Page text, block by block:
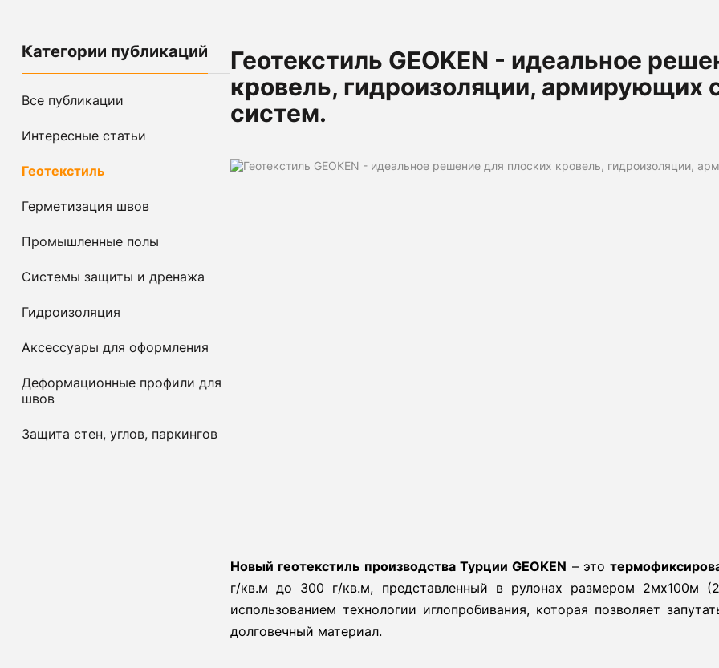
Геотекстиль GEOKEN - идеальное
кровель, гидроизоляции, армирующих
систем.
Новый геотекстиль производства Турции GEOKEN – это
г/кв.м до 300 г/кв.м, представленный в рулонах размером 2мх100м
использованием технологии иглопробивания, которая позволяет
долговечный материал.
Категории публикаций
Все публикации
Интересные статьи
Геотекстиль
Герметизация швов
Промышленные полы
Системы защиты и дренажа
Гидроизоляция
Аксессуары для оформления
Деформационные профили для
швов
Защита стен, углов, паркингов